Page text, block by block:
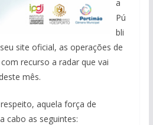
a
Pú
bli
site oficial, as operações de
recurso a radar que vai
mês.
aquela força de
cabo as seguintes: